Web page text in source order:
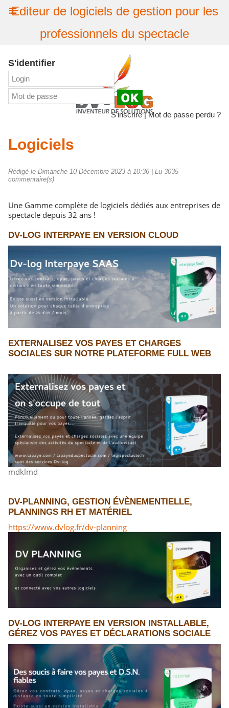
Editeur de logiciels de gestion pour les
professionnels du spectacle
S'identifier
S'inscrire |Mot de passe perdu ?
Logiciels
Rédigé le Dimanche 10 Décembre 2023 à 10:36 | Lu 3035
commentaire(s)
Une Gamme complète de logiciels dédiés aux entreprises de
spectacle depuis 32 ans !
DV-LOG INTERPAYE EN VERSION CLOUD
EXTERNALISEZ VOS PAYES ET CHARGES
SOCIALES SUR NOTRE PLATEFORME FULL WEB
mdklmd
DV-PLANNING, GESTION ÉVÈNEMENTIELLE,
PLANNINGS RH ET MATÉRIEL
https://www.dvlog.fr/dv-planning
DV-LOG INTERPAYE EN VERSION INSTALLABLE,
GÉREZ VOS PAYES ET DÉCLARATIONS SOCIALE